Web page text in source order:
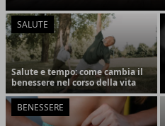
SALUTE
Salute e tempo: come cambia il
benessere nel corso della vita
BENESSERE